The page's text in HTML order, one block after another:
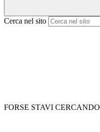
Cerca nel sito
FORSE STAVI CERCANDO